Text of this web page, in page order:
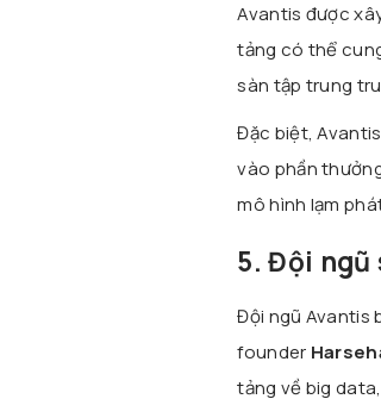
Avantis được
tảng có thể
sàn tập trung
Đặc biệt,
vào phần
mô hình lạm
5. Đội ngũ
Đội ngũ Avantis
founder
tảng về big